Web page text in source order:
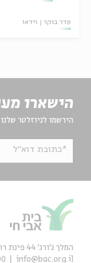
סדר בוקר וידאו
הישארו
הירשמו לניוזלטר
*כתובת דוא"ל
המלך ג'ורג' 44 פינת רחוב קק״ל, ירושלים
info@bac.org.il